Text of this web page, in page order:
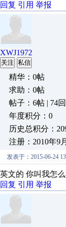
回复 引用 举报
XWJ1972
关注 私信
精华：0帖
求助：0帖
帖子：6帖 | 74回
年度积分：0
历史总积分：
注册：2010年9
发表于：2015-06-24
英文的 你叫我怎
回复 引用 举报